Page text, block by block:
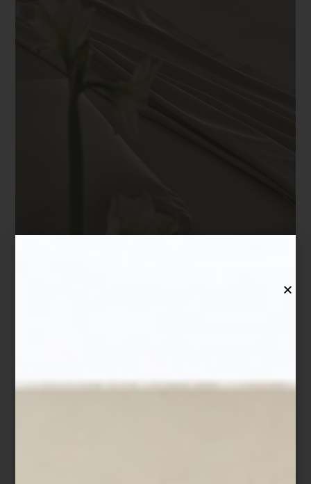
distinta de entender la cama como un espacio personal, íntimo y